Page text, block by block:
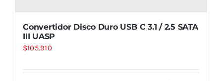
Convertidor Disco Duro USB C 3.1 / 2.5 SATA
III UASP
$105.910